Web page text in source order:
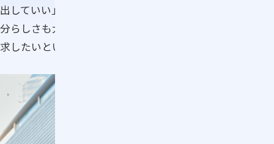
出していい」という言葉が、大きな支えになりました。自
分らしさも大切にしながら、接客のプロを育てる方法を追
求したいという前向きな気持ちが高まったと思います。